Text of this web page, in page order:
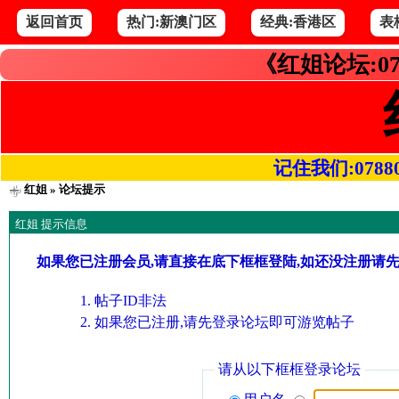
返回首页 热门:新澳门区 经典:香港区 表
《红姐论坛
记住我们
红姐» 论坛提示
红姐 提示信息
如果您已注册会员,请直接在底下框框登陆,如还没注册请
帖子ID非法
如果您已注册,请先登录论坛即可游览帖子
请从以下框框登录论坛